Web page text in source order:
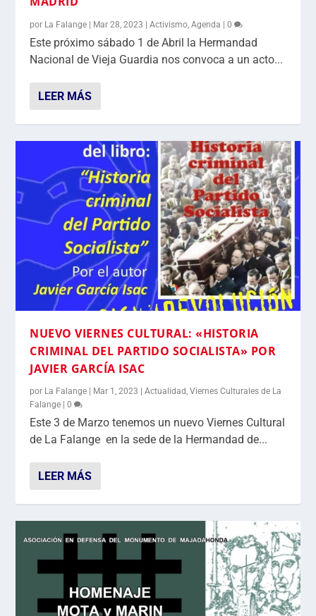
por La Falange | Mar 28, 2023 |Activismo ,Agenda |0
Este próximo sábado 1 de Abril la Hermandad
Nacional de Vieja Guardia nos convoca a un acto...
LEER MÁS
NUEVO VIERNES CULTURAL: «HISTORIA
CRIMINAL DEL PARTIDO SOCIALISTA» POR
JAVIER GARCÍA ISAC
por La Falange Mar 1, 2023 |Actualidad,Viernes Culturales de La
Falange |0
Este 3 de Marzo tenemos un nuevo Viernes Cultural
de La Falange en la sede de la Hermandad de...
LEER MÁS